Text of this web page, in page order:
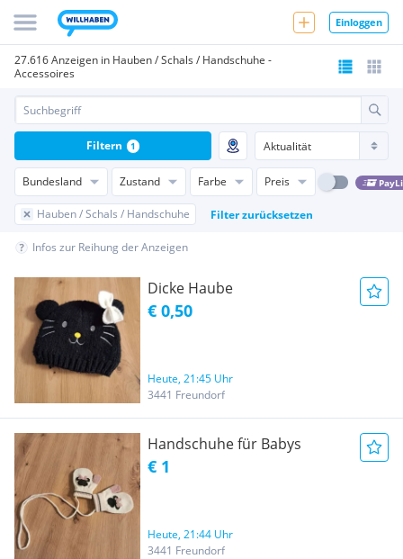
Einloggen
27.616 Anzeigen in Hauben / Schals / Handschuhe -
Accessoires
Bundesland Zustand Farbe Preis
Hauben / Schals / Handschuhe Filter zurücksetzen
Filtern 1
Infos zur Reihung der Anzeigen
Dicke Haube
€ 0,50
Heute, 21:45 Uhr
3441 Freundorf
Handschuhe für Babys
€ 1
Heute, 21:44 Uhr
3441 Freundorf